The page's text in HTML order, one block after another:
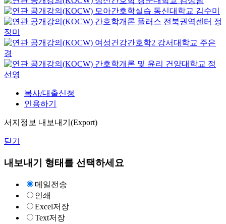
모아간호학실습 동신대학교 김수미
간호학개론 플러스 전북권역센터 정
정미
여성건강간호학2 강서대학교 주은
경
간호학개론 및 윤리 건양대학교 정
선영
복사/대출신청
인용하기
서지정보 내보내기(Export)
닫기
내보내기 형태를 선택하세요
메일전송
인쇄
Excel저장
Text저장